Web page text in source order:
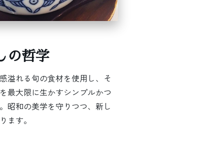
の哲学
溢れる旬の食材を使用し、そ
最大限に生かすシンプルかつ
昭和の美学を守りつつ、新し
ます。